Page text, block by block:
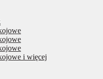
i więcej